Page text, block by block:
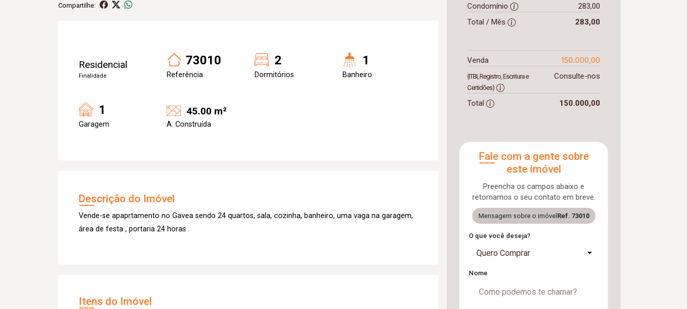
Compartilhe:
Residencial
Finalidade
73010
Referência
2
Dormitórios
1
Banheiro
1
Garagem
45.00 m²
A. Construída
Descrição do Imóvel
Vende-se apaprtamento no Gavea sendo 24 quartos, sala, cozinha, banheiro, uma vaga na garagem,
área de festa , portaria 24 horas .
Itens do Imóvel
Condomínio
283,00
Total / Mês
283,00
Venda 150.000,00
(ITBI, Registro, Escritura e
Certidões)
Consulte-nos
Total 150.000,00
Fale com a gente sobre
este imóvel
Preencha os campos abaixo e
retornamos o seu contato em breve.
Mensagem sobre o imóvel Ref. 73010
O que você deseja?
Quero Comprar
Nome